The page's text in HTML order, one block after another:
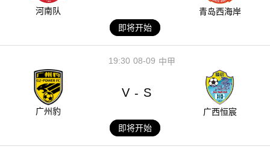
河南队
青岛西海岸
即将开始
08-09
19:30 中甲
广州豹
V - S
广西恒宸
即将开始